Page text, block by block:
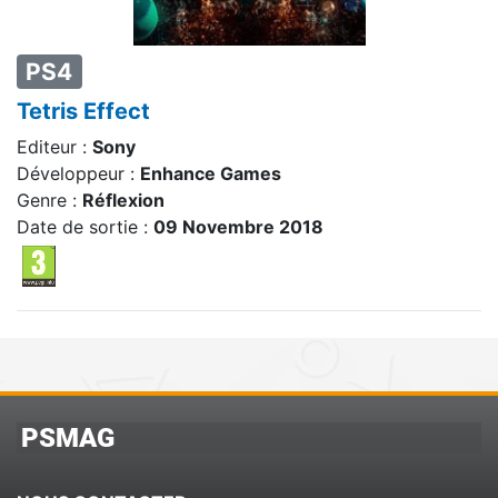
PS4
Tetris Effect
Editeur : Sony
Développeur : Enhance Games
Genre : Réflexion
Date de sortie : 09 Novembre 2018
PSMAG